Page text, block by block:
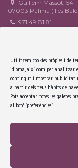
Utilitzem cookies pròpies i de
idioma, així com per analitzar
contingut i mostrar publicitat
a partir dels teus hàbits de
Pots acceptar totes les galetes
al botó "preferències".
Guillem Massot, 54.
07003 Palma (Illes
971 49 81 81
Facebook
Catalunya
Riera Sant Miquel,
08006 Barcelona